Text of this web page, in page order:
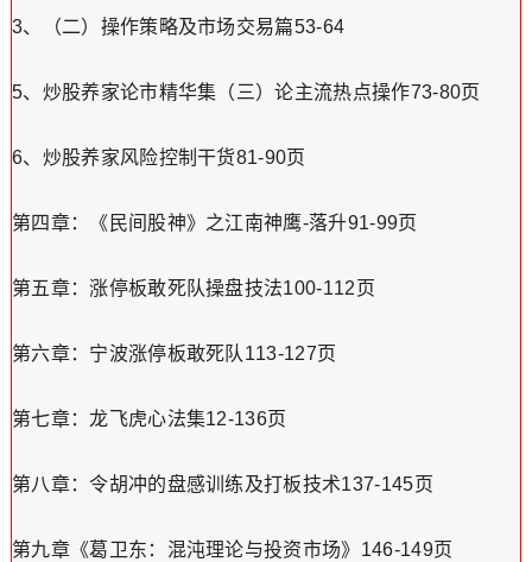
3、（二）操作策略及市场交易篇53-64
5、炒股养家论市精华集（三）论主流热点操作73-80页
6、炒股养家风险控制干货81-90页
第四章：《民间股神》之江南神鹰-落升91-99页
第五章：涨停板敢死队操盘技法100-112页
第六章：宁波涨停板敢死队113-127页
第七章：龙飞虎心法集12-136页
第八章：令胡冲的盘感训练及打板技术137-145页
第九章《葛卫东：混沌理论与投资市场》146-149页